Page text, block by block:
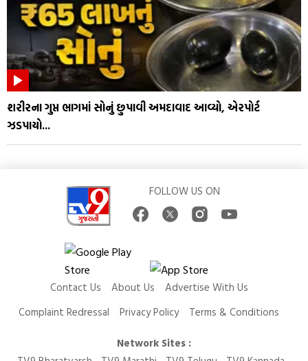
શરીરના ગુપ્ત ભાગમાં સોનું છુપાવી અમદાવાદ આવ્યો, એરપોર્ટ
ઝડપાયો...
FOLLOW US ON
Contact Us About Us
Advertise With Us
Complaint Redressal
Privacy Policy
Terms & Conditions
Network Sites :